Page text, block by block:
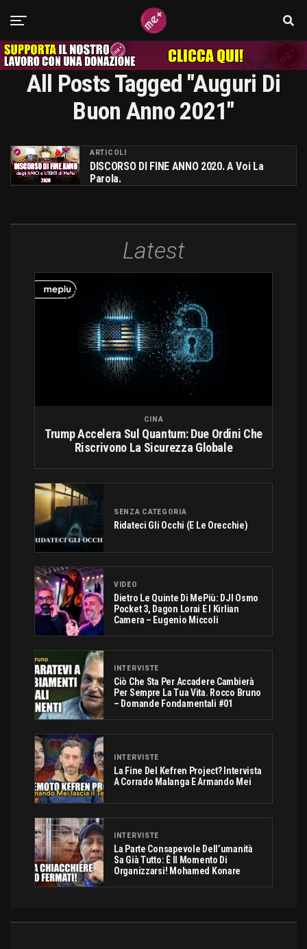
All Posts Tagged "auguri Di
Buon Anno 2021"
ARTICOLI
DISCORSO DI FINE ANNO 2020. A Voi La
Parola.
Latest
CINA
Trump Accelera Sul Quantum: Due Ordini Che
Riscrivono La Sicurezza Globale
SENZA CATEGORIA
Ridateci Gli Occhi (e Le Orecchie)
VIDEO
Dietro Le Quinte Di MePiù: DJI Osmo
Pocket 3, Dagon Lorai E I Kirlian
Camera – Eugenio Miccoli
INTERVISTE
Ciò Che Sta Per Accadere Cambierà
Per Sempre La Tua Vita. Rocco Bruno
– Domande Fondamentali #01
INTERVISTE
La Fine Del Kefren Project? Intervista
A Corrado Malanga E Armando Mei
INTERVISTE
La Parte Consapevole Dell’umanità
Sa Già Tutto: È Il Momento Di
Organizzarsi! Mohamed Konare